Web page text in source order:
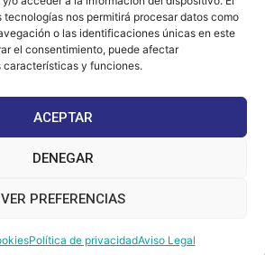
nos permitirá procesar datos como
o las identificaciones únicas en este
el consentimiento, puede afectar
y funciones.
ACEPTAR
DENEGAR
VER PREFERENCIAS
Política de privacidadAviso Legal
Urbisur (Cita previa) 11130